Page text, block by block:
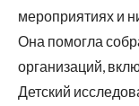
мероприятиях и
Она помогла
организаций,
Детский